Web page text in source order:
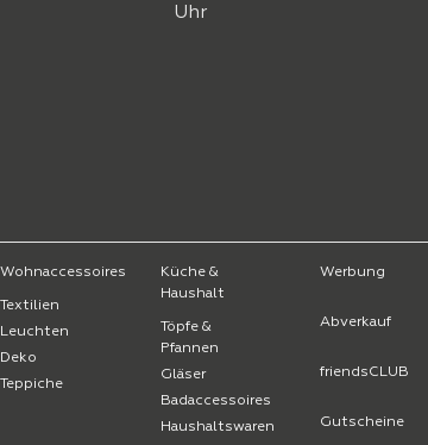
Uhr
Wohnaccessoires
Textilien
Leuchten
Deko
Teppiche
Küche &
Haushalt
Töpfe &
Pfannen
Gläser
Badaccessoires
Haushaltswaren
Werbung
Abverkauf
friendsCLUB
Gutscheine